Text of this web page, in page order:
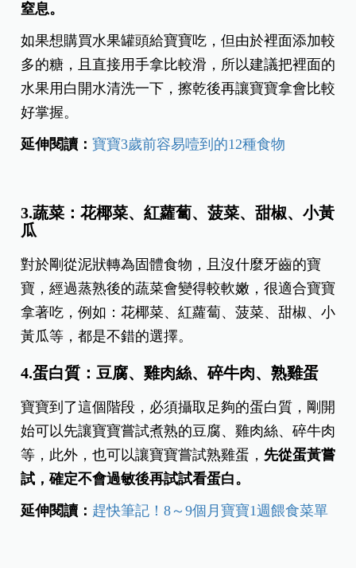
窒息。
如果想購買水果罐頭給寶寶吃，但由於裡面添加較
多的糖，且直接用手拿比較滑，所以建議把裡面的
水果用白開水清洗一下，擦乾後再讓寶寶拿會比較
好掌握。
延伸閱讀：寶寶3歲前容易噎到的12種食物
3.蔬菜：花椰菜、紅蘿蔔、菠菜、甜椒、小黃
瓜
對於剛從泥狀轉為固體食物，且沒什麼牙齒的寶
寶，經過蒸熟後的蔬菜會變得較軟嫩，很適合寶寶
拿著吃，例如：花椰菜、紅蘿蔔、菠菜、甜椒、小
黃瓜等，都是不錯的選擇。
4.蛋白質：豆腐、雞肉絲、碎牛肉、熟雞蛋
寶寶到了這個階段，必須攝取足夠的蛋白質，剛開
始可以先讓寶寶嘗試煮熟的豆腐、雞肉絲、碎牛肉
等，此外，也可以讓寶寶嘗試熟雞蛋， 先從蛋黃嘗
試，確定不會過敏後再試試看蛋白。
延伸閱讀： 趕快筆記！8～9個月寶寶1週餵食菜單